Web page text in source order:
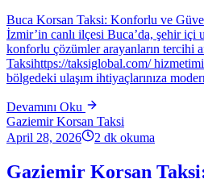
Buca Korsan Taksi: Konforlu ve
İzmir’in canlı ilçesi Buca’da, şehir içi
konforlu çözümler arayanların tercihi
Taksihttps://taksiglobal.com/
bölgedeki ulaşım ihtiyaçlarınıza
Devamını Oku
Gaziemir Korsan Taksi
April 28, 2026
2 dk okuma
Gaziemir Korsan